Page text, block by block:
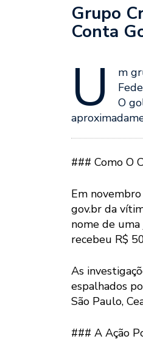
Grupo
Conta
U
m
O
### Como O
Em
gov.br da
nome de uma
recebeu R$
As
espalhados
São Paulo,
### A Ação